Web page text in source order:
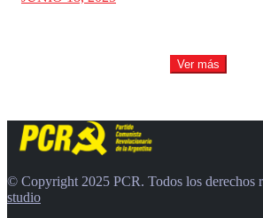
Ver más
© Copyright 2025 PCR. Todos los derechos
studio